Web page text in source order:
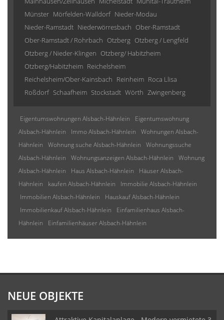
Münster Mörfelden-Walldorf Nieder-Modau
Nieder-Ramstadt Niederwörresbach Ober-Ramstadt
Ober-Ramstadt / Rohrbach Otzberg Otzberg / Lengfeld
Otzberg / Nieder-Klingen Otzberg/ Habitzheim
Otzberg/Habitzheim Reichelsheim
Reichelsheim/Ober-Kainsbach Reinheim Roca Llisa
Roßdorf Schaafheim Stockstadt Wörth Zwingenberg
Eigentumswohnungen Alsbach-Hähnlein
Eigentumswohnung
Alsbach-Hähnlein
Immo Alsbach-Hähnlein
Wohnungen Alsbach-
Hähnlein
Wohnung suche Alsbach-Hähnlein
Wohnungssuche
Alsbach-Hähnlein
Wohnungsanzeigen Alsbach-Hähnlein
Wohnung
Alsbach-Hähnlein
Haus Alsbach-Hähnlein
Häuser Alsbach-
Hähnlein
kaufen Alsbach-Hähnlein
Immobilie Alsbach-Hähnlein
Immobilien Alsbach-Hähnlein
Hauskauf Alsbach-Hähnlein
Immobilienkauf Alsbach-Hähnlein
Einfamilienhaus Alsbach-
Hähnlein
Einfamilienhäuser Alsbach-Hähnlein
NEUE OBJEKTE